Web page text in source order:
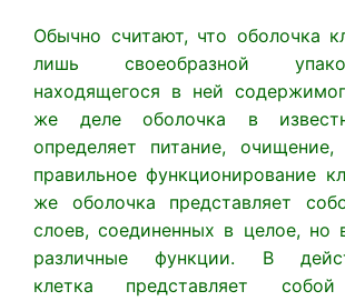
Обычно считают, что оболочка
лишь своеобразной
находящегося в ней
же деле оболочка в
определяет питание,
правильное функционирование
же оболочка представляет
слоев, соединенных в целое, но
различные функции. В
клетка представляет